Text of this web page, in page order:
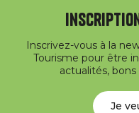
Inscrivez-vous à la
Tourisme pour être
actualités,
Je